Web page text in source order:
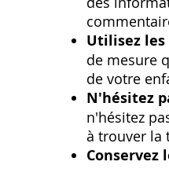
Utilisez les
de mesure
de votre
N'hésitez
n'hésitez
à trouver la
Conservez